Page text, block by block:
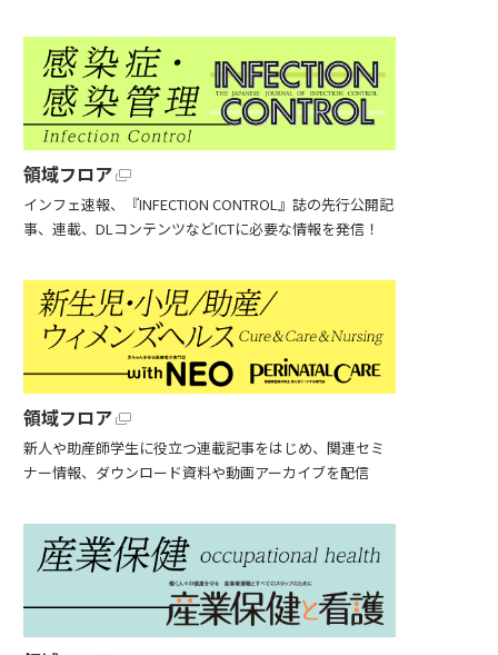
領域フロア
インフェ速報、『INFECTION CONTROL』誌の先行公開記
事、連載、DLコンテンツなどICTに必要な情報を発信！
領域フロア
新人や助産師学生に役立つ連載記事をはじめ、関連セミ
ナー情報、ダウンロード資料や動画アーカイブを配信